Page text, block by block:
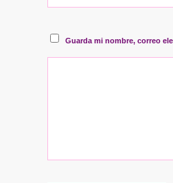
Guarda mi nombre, correo